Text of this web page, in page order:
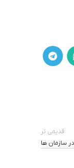
قدیمی تر
سازمان ها